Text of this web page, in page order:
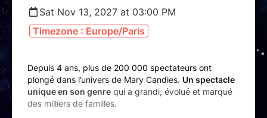
Sat Nov 13, 2027 at 03:00 PM
Timezone : Europe/Paris
Depuis 4 ans, plus de 200 000 spectateurs ont
plongé dans l’univers de Mary Candies. Un spectacle
unique en son genre qui a grandi, évolué et marqué
des milliers de familles.